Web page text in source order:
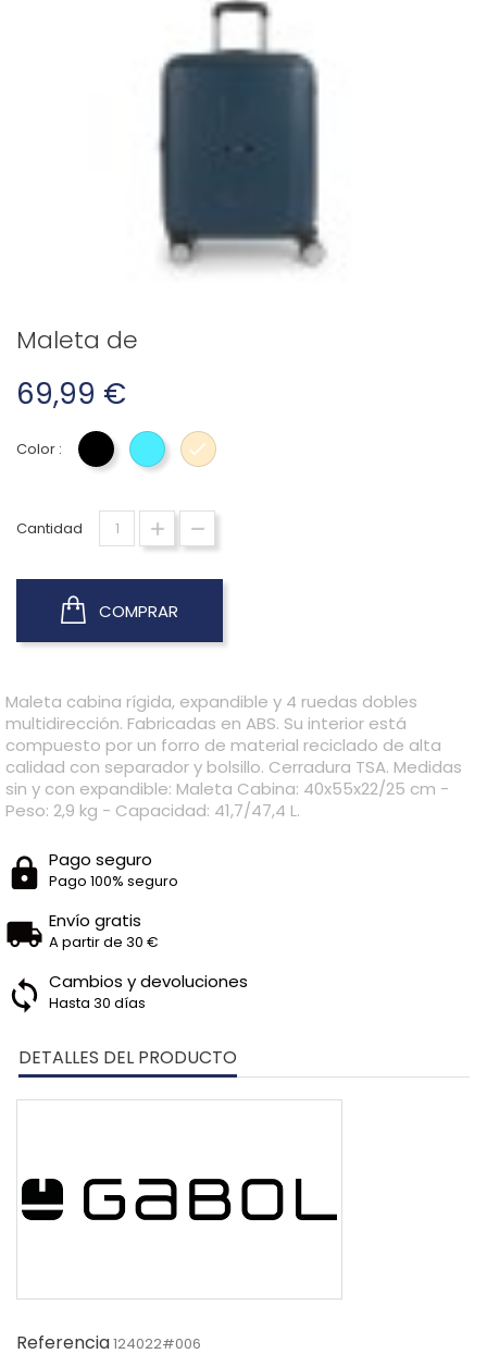
Maleta de
69,99 €
Color : NEGRO TURQUESABEIGE
Cantidad
COMPRAR
Maleta cabina rígida, expandible y 4 ruedas dobles
multidirección. Fabricadas en ABS. Su interior está
compuesto por un forro de material reciclado de alta
calidad con separador y bolsillo. Cerradura TSA. Medidas
sin y con expandible: Maleta Cabina: 40x55x22/25 cm -
Peso: 2,9 kg - Capacidad: 41,7/47,4 L.
Pago seguro
Pago 100% seguro
Envío gratis
A partir de 30 €
Cambios y devoluciones
Hasta 30 días
DETALLES DEL PRODUCTO
Referencia124022#006